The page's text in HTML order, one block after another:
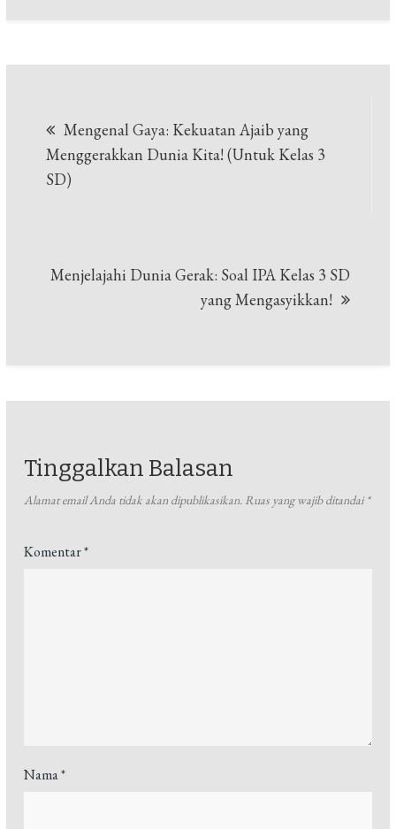
pos
Mengenal Gaya: Kekuatan Ajaib yang
Menggerakkan Dunia Kita! (Untuk Kelas 3
SD)
Menjelajahi Dunia Gerak: Soal IPA Kelas 3 SD
yang Mengasyikkan!
Tinggalkan Balasan
Alamat email Anda tidak akan dipublikasikan. Ruas yang wajib ditandai *
Komentar*
Nama*